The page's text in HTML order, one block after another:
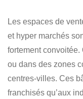
Les espaces de
et hyper marchés
fortement
ou dans des zones
centres-villes. Ces
franchisés qu’aux